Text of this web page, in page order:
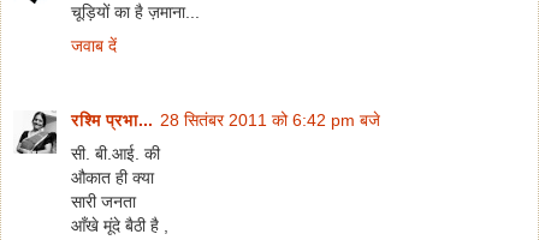
चूड़ियों का है ज़माना...
जवाब दें
रश्मि प्रभा... 28 सितंबर 2011 को 6:42 pm बजे
सी. बी.आई. की
औकात ही क्या
सारी जनता
आँखे मूंदे बैठी है ,